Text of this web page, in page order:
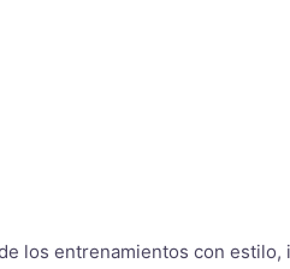
los entrenamientos con estilo,